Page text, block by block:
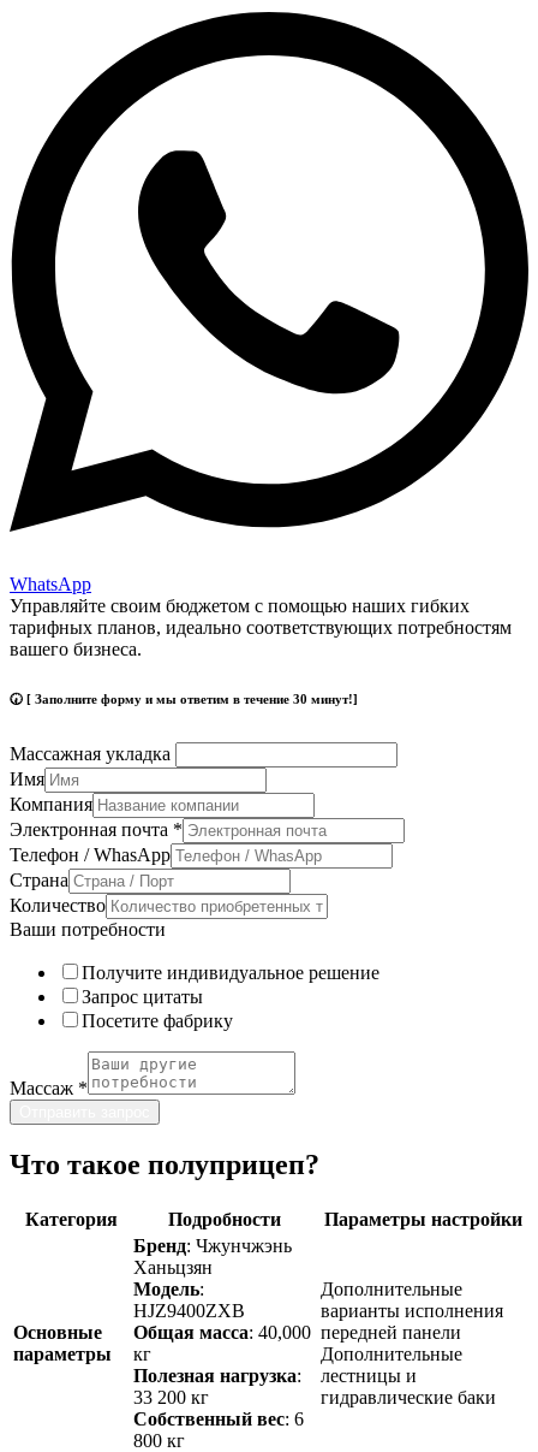
WhatsApp
Управляйте своим бюджетом с помощью наших гибких
тарифных планов, идеально соответствующих потребностям
вашего бизнеса.
🕢 [ Заполните форму и мы ответим в течение 30 минут!]
Массажная укладка
Имя
Компания
Электронная почта *
Телефон / WhasApp
Страна
Количество
Ваши потребности
Получите индивидуальное решение
Запрос цитаты
Посетите фабрику
Массаж *
Что такое полуприцеп?
Категория Подробности Параметры настройки
Основные
параметры
Бренд: Чжунчжэнь
Ханьцзян
Модель:
HJZ9400ZXB
Общая масса: 40,000
кг
Полезная нагрузка:
33 200 кг
Собственный вес: 6
800 кг
Дополнительные
варианты исполнения
передней панели
Дополнительные
лестницы и
гидравлические баки